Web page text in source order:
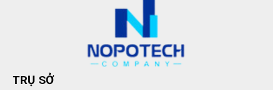
TRỤ SỞ